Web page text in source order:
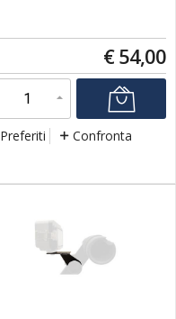
€ 54,00
Preferiti Confronta